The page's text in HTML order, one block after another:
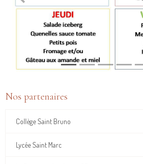
Nos partenaires
Collège Saint Bruno
Lycée Saint Marc